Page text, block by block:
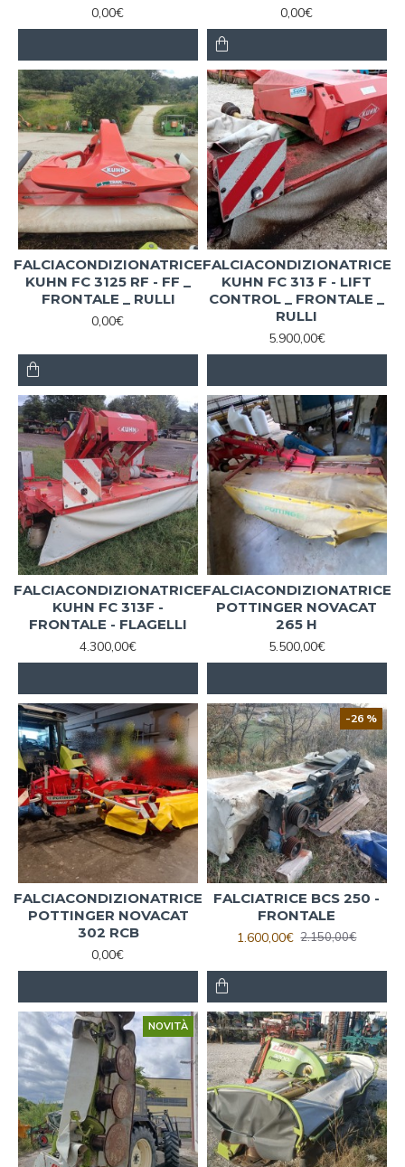
0,00€
0,00€
FALCIACONDIZIONATRICE
KUHN FC 3125 RF - FF _
FRONTALE _ RULLI
0,00€
FALCIACONDIZIONATRICE
KUHN FC 313 F - LIFT
CONTROL _ FRONTALE _
RULLI
5.900,00€
FALCIACONDIZIONATRICE
KUHN FC 313F -
FRONTALE - FLAGELLI
4.300,00€
FALCIACONDIZIONATRICE
POTTINGER NOVACAT
265 H
5.500,00€
FALCIACONDIZIONATRICE
POTTINGER NOVACAT
302 RCB
0,00€
-26 %
FALCIATRICE BCS 250 -
FRONTALE
1.600,00€ 2.150,00€
NOVITÀ